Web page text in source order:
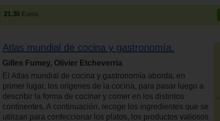
21.30 Euros
Atlas mundial de cocina y gastronomía.
Gilles Fumey, Olivier Etcheverria
El Atlas mundial de cocina y gastronomía aborda, en
primer lugar, los orígenes de la cocina, para pasar luego a
describir la forma de cocinar y comer en los distintos
continentes. A continuación, recoge los ingredientes que se
utilizan para confeccionar los platos, los productos valiosos